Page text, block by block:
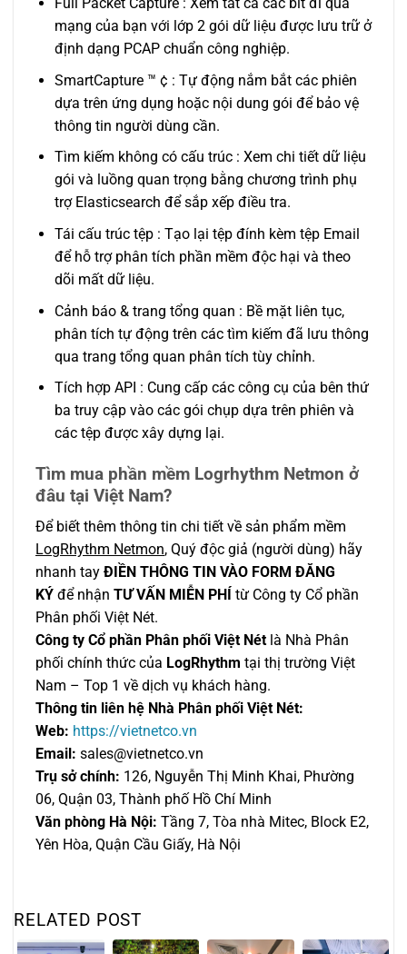
mạng của bạn với lớp 2 gói dữ liệu được lưu trữ ở
định dạng PCAP chuẩn công nghiệp.
SmartCapture ™ ¢ : Tự động nắm bắt các phiên
dựa trên ứng dụng hoặc nội dung gói để bảo vệ
thông tin người dùng cần.
Tìm kiếm không có cấu trúc : Xem chi tiết dữ liệu
gói và luồng quan trọng bằng chương trình phụ
trợ Elasticsearch để sắp xếp điều tra.
Tái cấu trúc tệp : Tạo lại tệp đính kèm tệp Email
để hỗ trợ phân tích phần mềm độc hại và theo
dõi mất dữ liệu.
Cảnh báo & trang tổng quan : Bề mặt liên tục,
phân tích tự động trên các tìm kiếm đã lưu thông
qua trang tổng quan phân tích tùy chỉnh.
Tích hợp API : Cung cấp các công cụ của bên thứ
ba truy cập vào các gói chụp dựa trên phiên và
các tệp được xây dựng lại.
Tìm mua phần mềm Logrhythm Netmon ở
đâu tại Việt Nam?
Để biết thêm thông tin chi tiết về sản phẩm mềm
LogRhythm Netmon, Quý độc giả (người dùng) hãy
nhanh tay ĐIỀN THÔNG TIN VÀO FORM ĐĂNG
KÝ để nhận TƯ VẤN MIỄN PHÍ
từ Công ty Cổ phần
Phân phối Việt Nét.
Công ty Cổ phần Phân phối Việt Nét là Nhà Phân
phối chính thức của LogRhythm tại thị trường Việt
Nam – Top 1 về dịch vụ khách hàng.
Thông tin liên hệ Nhà Phân phối Việt Nét:
Web: https://vietnetco.vn
Email: sales@vietnetco.vn
Trụ sở chính: 126, Nguyễn Thị Minh Khai, Phường
06, Quận 03, Thành phố Hồ Chí Minh
Văn phòng Hà Nội: Tầng 7, Tòa nhà Mitec, Block E2,
Yên Hòa, Quận Cầu Giấy, Hà Nội
RELATED POST